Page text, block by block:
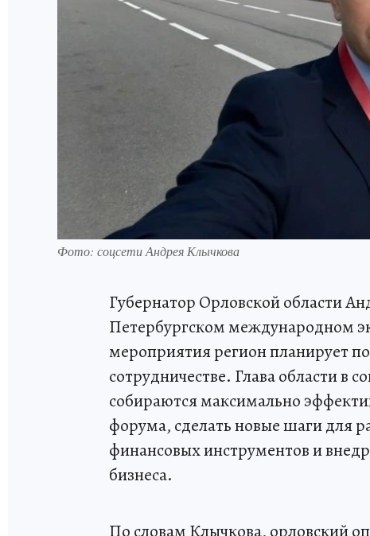
Фото: соцсети Андрея Клычкова
Губернатор Орловской области
Петербургском международном
мероприятия регион планирует
сотрудничестве. Глава области в
собираются максимально
форума, сделать новые шаги для
финансовых инструментов и
бизнеса.